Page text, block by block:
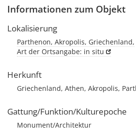
Informationen zum Objekt
Lokalisierung
Parthenon, Akropolis, Griechenland,
Art der Ortsangabe: in situ
Herkunft
Griechenland, Athen, Akropolis,
Gattung/Funktion/Kulturepoche
Monument/Architektur